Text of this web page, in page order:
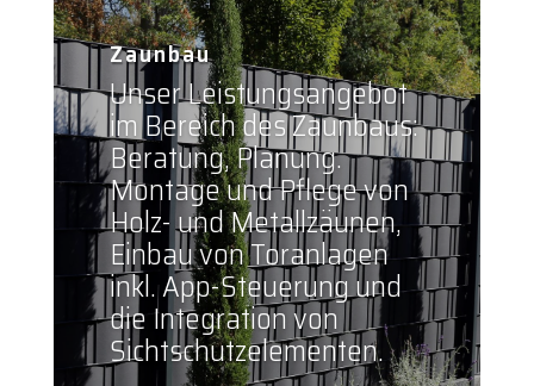
Zaunbau
Unser Leistungsangebot
im Bereich des Zaunbaus:
Beratung, Planung.
Montage und Pflege von
Holz- und Metallzäunen,
Einbau von Toranlagen
inkl. App-Steuerung und
die Integration von
Sichtschutzelementen.